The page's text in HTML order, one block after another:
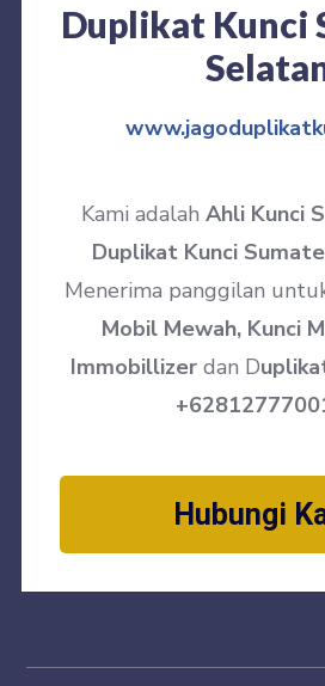
Duplikat Kunci
Kami adalah Ahli Kunci
Duplikat Kunci
Menerima panggilan
Mobil Mewah, Kunci
Immobillizerdan D
Hubungi